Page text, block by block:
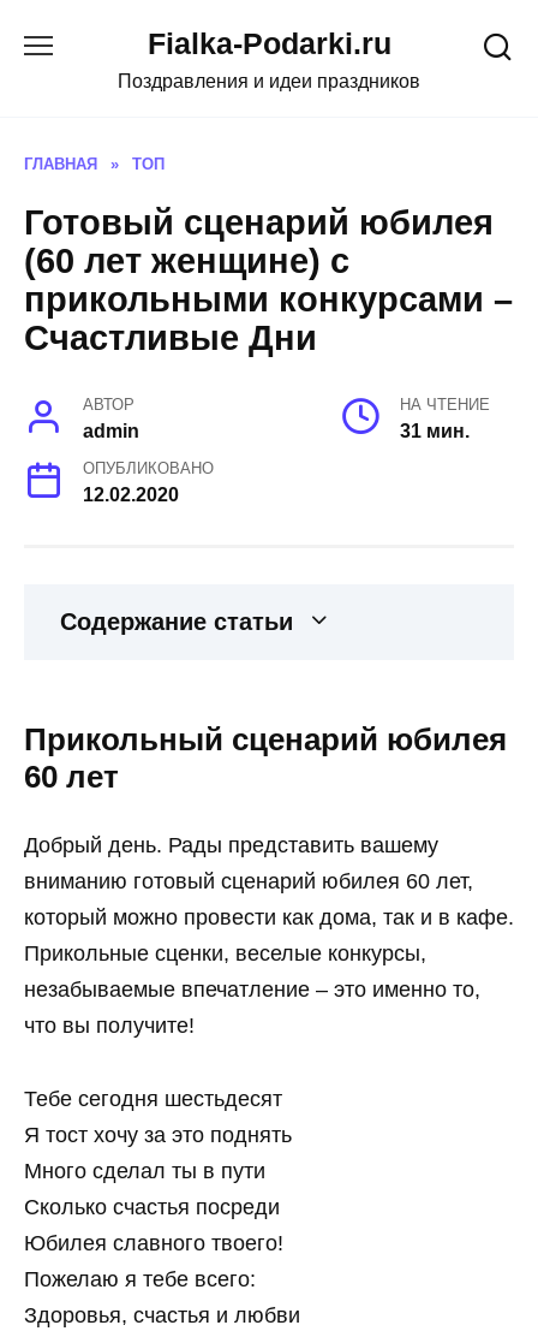
Fialka-Podarki.ru
Поздравления и идеи праздников
ГЛАВНАЯ » ТОП
Готовый сценарий юбилея
(60 лет женщине) с
прикольными конкурсами –
Счастливые Дни
АВТОР
admin
НА ЧТЕНИЕ
31 мин.
ОПУБЛИКОВАНО
12.02.2020
Содержание статьи
Прикольный сценарий юбилея
60 лет
Добрый день. Рады представить вашему
вниманию готовый сценарий юбилея 60 лет,
который можно провести как дома, так и в кафе.
Прикольные сценки, веселые конкурсы,
незабываемые впечатление – это именно то,
что вы получите!
Тебе сегодня шестьдесят
Я тост хочу за это поднять
Много сделал ты в пути
Сколько счастья посреди
Юбилея славного твоего!
Пожелаю я тебе всего:
Здоровья, счастья и любви